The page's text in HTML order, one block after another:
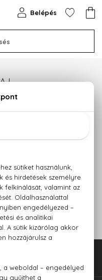
Belépés
terméke sem
válasszon az